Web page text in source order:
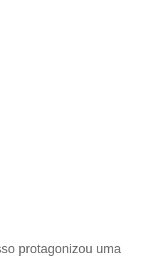
protagonizou uma